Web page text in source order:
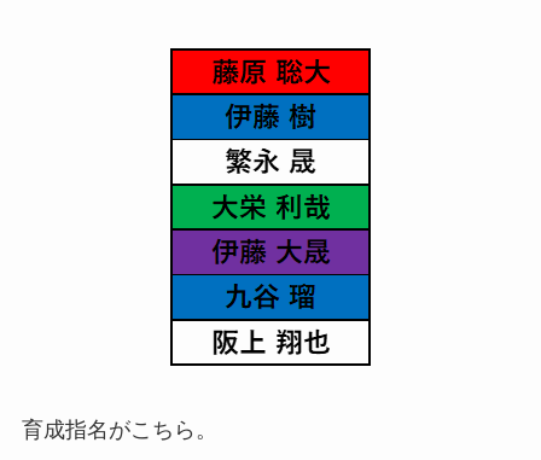
育成指名がこちら。